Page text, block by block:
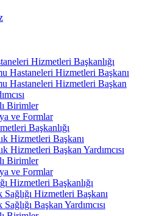
Hizmetleri Başkanlığı
Hastaneleri Hizmetleri Başkanı
Hastaneleri Hizmetleri Başkan
Birimler
ve Formlar
Başkanlığı
Hizmetleri Başkanı
Hizmetleri Başkan Yardımcısı
Birimler
ve Formlar
Hizmetleri Başkanlığı
Sağlığı Hizmetleri Başkanı
Başkan Yardımcısı